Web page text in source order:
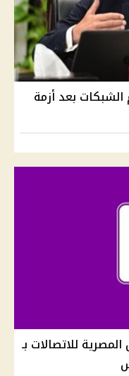
بعد أزمة
للاتصالات بـ